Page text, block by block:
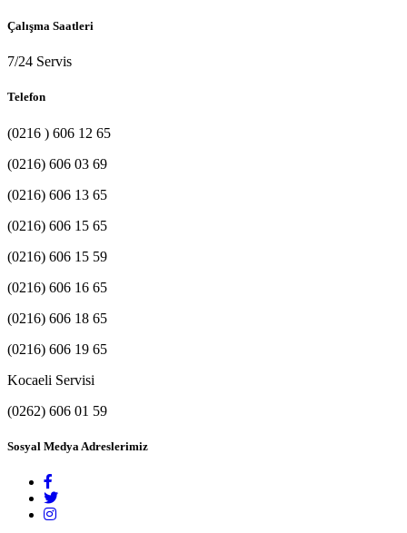
Çalışma Saatleri
7/24 Servis
Telefon
(0216 ) 606 12 65
(0216) 606 03 69
(0216) 606 13 65
(0216) 606 15 65
(0216) 606 15 59
(0216) 606 16 65
(0216) 606 18 65
(0216) 606 19 65
Kocaeli Servisi
(0262) 606 01 59
Sosyal Medya Adreslerimiz